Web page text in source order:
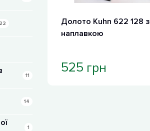
22
11
14
1
Долото Kuhn 622 128 з
наплавкою
525 грн